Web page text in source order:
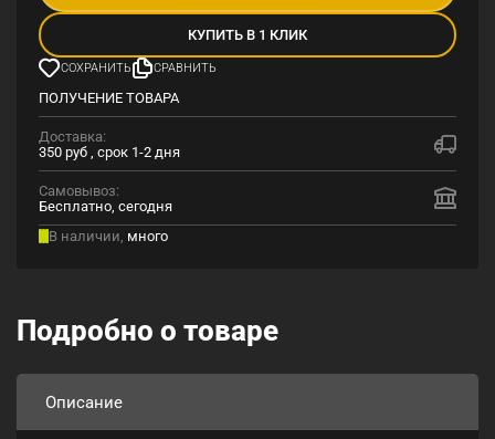
КУПИТЬ В 1 КЛИК
СОХРАНИТЬ СРАВНИТЬ
ПОЛУЧЕНИЕ ТОВАРА
Доставка:
350 руб , срок 1-2 дня
Самовывоз:
Бесплатно, сегодня
В наличии, много
Подробно о товаре
Описание